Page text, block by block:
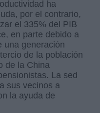
ha
por el contrario,
el 335% del PIB
en parte debido a
una generación
de la población
de la China
La sed
sus vecinos a
la ayuda de